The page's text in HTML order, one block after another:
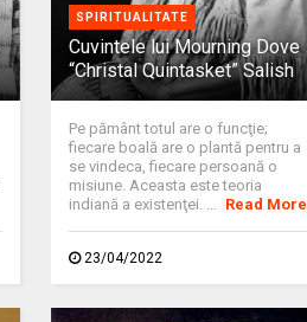
SPIRITUALITATE
Cuvintele lui Mourning Dove
“Christal Quintasket” Salish
Pe pământ totul are o funcţie;
fiecare boală are o plantă pentru a
se vindeca, fiecare persoană o
misiune. Aceasta este teoria
indiană a existenţei. ... Read More
23/04/2022